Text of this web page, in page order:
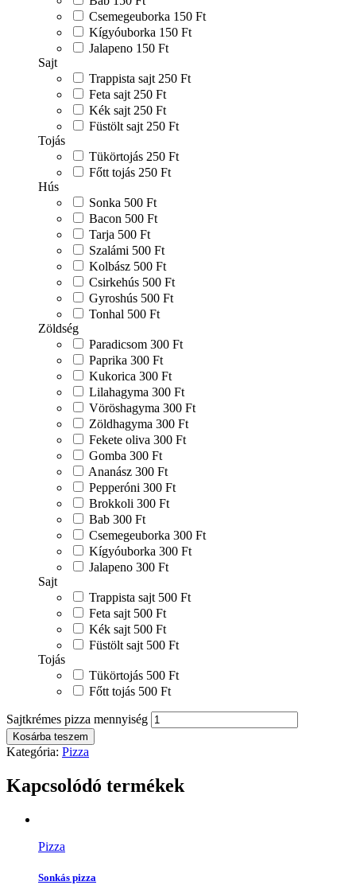
Csemegeuborka 150 Ft
Kígyóuborka 150 Ft
Jalapeno 150 Ft
Sajt
Trappista sajt 250 Ft
Feta sajt 250 Ft
Kék sajt 250 Ft
Füstölt sajt 250 Ft
Tojás
Tükörtojás 250 Ft
Főtt tojás 250 Ft
Hús
Sonka 500 Ft
Bacon 500 Ft
Tarja 500 Ft
Szalámi 500 Ft
Kolbász 500 Ft
Csirkehús 500 Ft
Gyroshús 500 Ft
Tonhal 500 Ft
Zöldség
Paradicsom 300 Ft
Paprika 300 Ft
Kukorica 300 Ft
Lilahagyma 300 Ft
Vöröshagyma 300 Ft
Zöldhagyma 300 Ft
Fekete oliva 300 Ft
Gomba 300 Ft
Ananász 300 Ft
Pepperóni 300 Ft
Brokkoli 300 Ft
Bab 300 Ft
Csemegeuborka 300 Ft
Kígyóuborka 300 Ft
Jalapeno 300 Ft
Sajt
Trappista sajt 500 Ft
Feta sajt 500 Ft
Kék sajt 500 Ft
Füstölt sajt 500 Ft
Tojás
Tükörtojás 500 Ft
Főtt tojás 500 Ft
Sajtkrémes pizza mennyiség
Kosárba teszem
Kategória: Pizza
Kapcsolódó termékek
Pizza
Sonkás pizza